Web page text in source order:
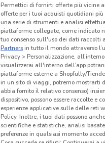
Permettici di fornirti offerte più vicine
offerte per i tuoi acquisti quotidiani
una serie di strumenti e analisi
piattaforme collegate, come indicato
tuo consenso sull'uso dei dati raccolti
Partnersin tutto il mondo attraverso
Privacy > Personalizzazione,
visualizzerai all'interno dell’app
piattaforme esterne a Shopfully/
in un sito di viaggi, potremo mostrarti
abbia fornito il relativo consenso)
dispositivo, possono essere raccolte e
esperienze applicative sulle delle reti
Policy. Inoltre, i tuoi dati possono
scientifiche e statistiche, analisi
preferenze in qualsiasi momento